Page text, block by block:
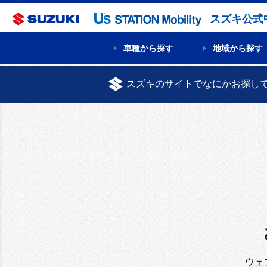
スズキ公式
車種から探す 地域から探す
スズキのサイトでなにかお探し
ウェ